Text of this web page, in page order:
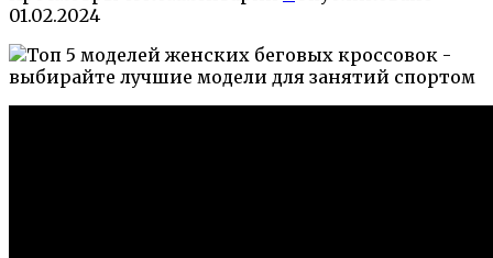
01.02.2024